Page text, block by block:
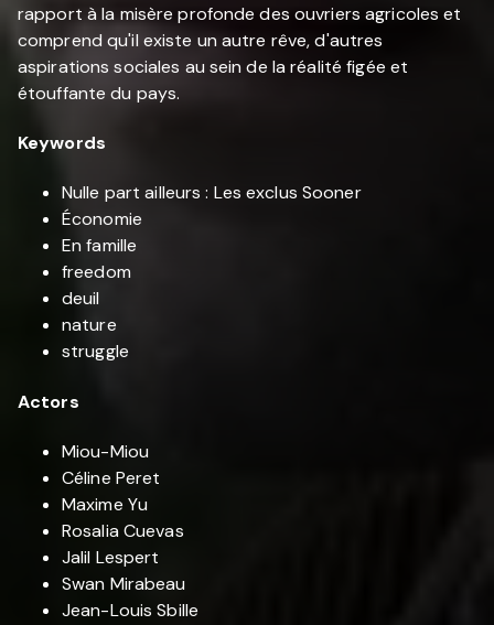
rapport à la misère profonde des ouvriers agricoles et
comprend qu'il existe un autre rêve, d'autres
aspirations sociales au sein de la réalité figée et
étouffante du pays.
Keywords
Nulle part ailleurs : Les exclus Sooner
Économie
En famille
freedom
deuil
nature
struggle
Actors
Miou-Miou
Céline Peret
Maxime Yu
Rosalia Cuevas
Jalil Lespert
Swan Mirabeau
Jean-Louis Sbille